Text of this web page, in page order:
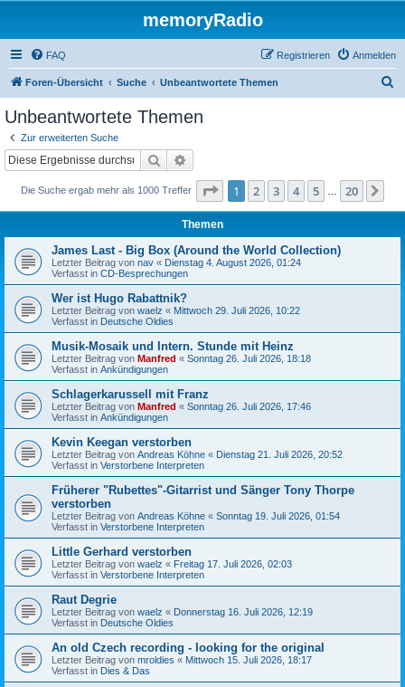
memoryRadio
FAQ Anmelden
Registrieren
Foren-Übersicht Suche Unbeantwortete Themen
Unbeantwortete Themen
Zur erweiterten Suche
Suche
Die Suche ergab mehr als 1000 Treffer Seite 1von 20
1 2 3 4 5 20
Themen
James Last - Big Box (Around the World Collection)
Letzter Beitrag von nav « Dienstag 4. August 2026, 01:24
Verfasst in CD-Besprechungen
Wer ist Hugo Rabattnik?
Letzter Beitrag von waelz « Mittwoch 29. Juli 2026, 10:22
Verfasst in Deutsche Oldies
Musik-Mosaik und Intern. Stunde mit Heinz
Letzter Beitrag von Manfred « Sonntag 26. Juli 2026, 18:18
Verfasst in Ankündigungen
Schlagerkarussell mit Franz
Letzter Beitrag von Manfred « Sonntag 26. Juli 2026, 17:46
Verfasst in Ankündigungen
Kevin Keegan verstorben
Letzter Beitrag von Andreas Köhne « Dienstag 21. Juli 2026, 20:52
Verfasst in Verstorbene Interpreten
Früherer "Rubettes"-Gitarrist und Sänger Tony Thorpe
verstorben
Letzter Beitrag von Andreas Köhne « Sonntag 19. Juli 2026, 01:54
Verfasst in Verstorbene Interpreten
Little Gerhard verstorben
Letzter Beitrag von waelz « Freitag 17. Juli 2026, 02:03
Verfasst in Verstorbene Interpreten
Raut Degrie
Letzter Beitrag von waelz « Donnerstag 16. Juli 2026, 12:19
Verfasst in Deutsche Oldies
An old Czech recording - looking for the original
Letzter Beitrag von mroldies « Mittwoch 15. Juli 2026, 18:17
Verfasst in Dies & Das